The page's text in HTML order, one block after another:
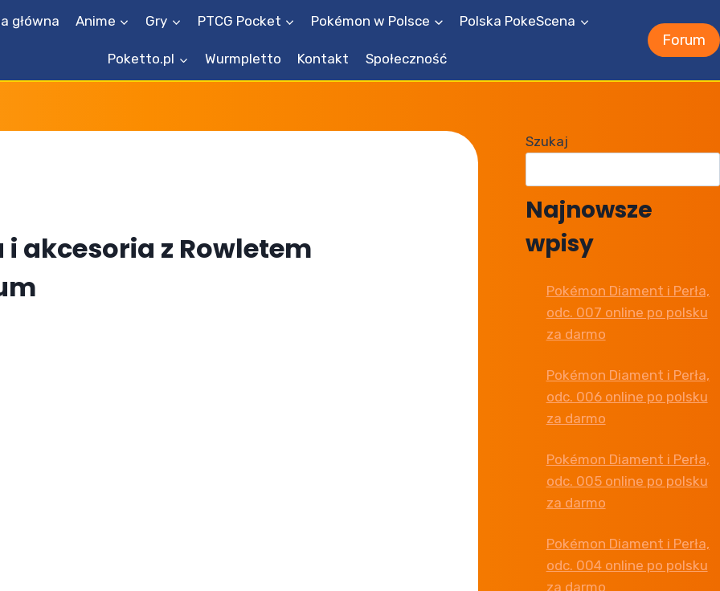
główna Anime Gry PTCG Pocket Pokémon w Polsce Polska PokeScena
Poketto.pl Wurmpletto Kontakt Społeczność
Forum
akcesoria z Rowletem
Szukaj
Najnowsze
wpisy
Pokémon Diament i Perła,
odc. 007 online po polsku
za darmo
Pokémon Diament i Perła,
odc. 006 online po polsku
za darmo
Pokémon Diament i Perła,
odc. 005 online po polsku
za darmo
Pokémon Diament i Perła,
odc. 004 online po polsku
za darmo